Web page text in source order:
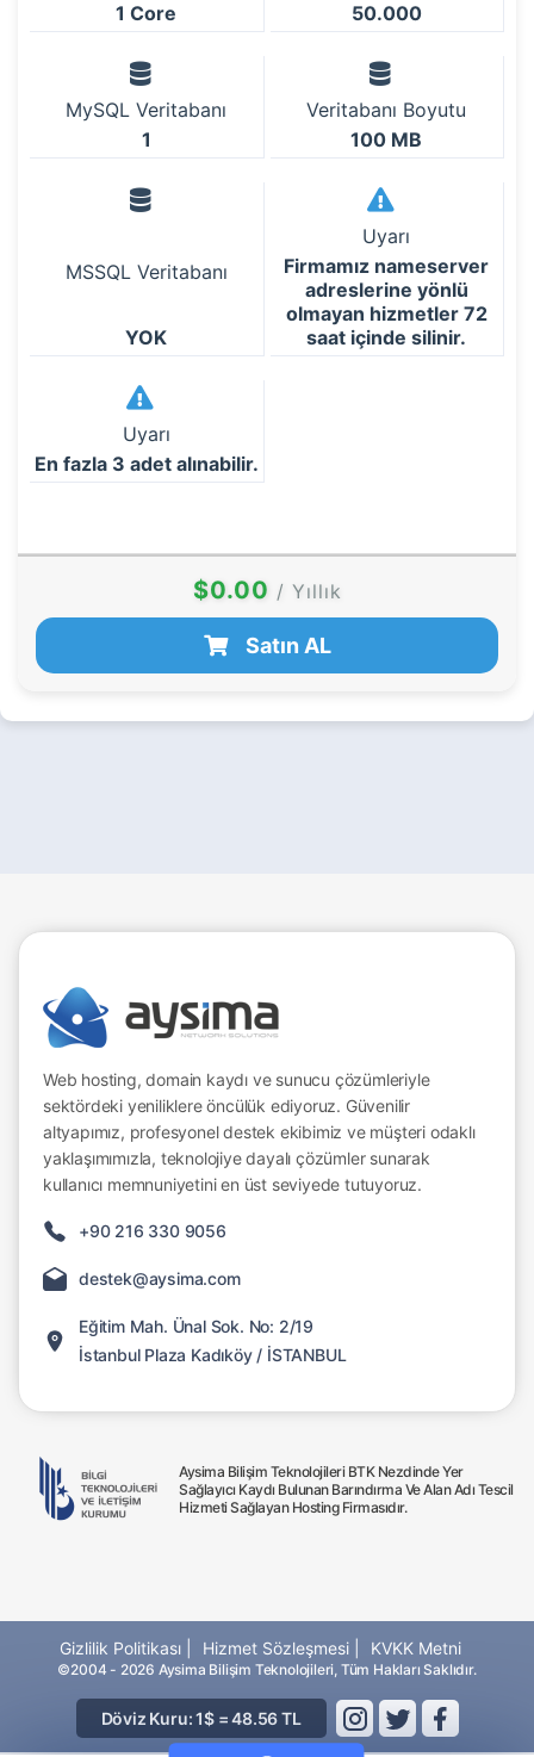
1 Core
50.000
MySQL Veritabanı
1
Veritabanı Boyutu
100 MB
MSSQL Veritabanı
YOK
Uyarı
Firmamız nameserver
adreslerine yönlü
olmayan hizmetler 72
saat içinde silinir.
Uyarı
En fazla 3 adet alınabilir.
$0.00 / Yıllık
Satın AL
Web hosting, domain kaydı ve sunucu çözümleriyle
sektördeki yeniliklere öncülük ediyoruz. Güvenilir
altyapımız, profesyonel destek ekibimiz ve müşteri odaklı
yaklaşımımızla, teknolojiye dayalı çözümler sunarak
kullanıcı memnuniyetini en üst seviyede tutuyoruz.
+90 216 330 9056
destek@aysima.com
Eğitim Mah. Ünal Sok. No: 2/19
İstanbul Plaza Kadıköy / İSTANBUL
Aysima Bilişim Teknolojileri BTK Nezdinde Yer
Sağlayıcı Kaydı Bulunan Barındırma Ve Alan Adı Tescil
Hizmeti Sağlayan Hosting Firmasıdır.
Gizlilik Politikası | Hizmet Sözleşmesi | KVKK Metni
©2004 - 2026 Aysima Bilişim Teknolojileri, Tüm Hakları Saklıdır.
Döviz Kuru: 1$ = 48.56 TL